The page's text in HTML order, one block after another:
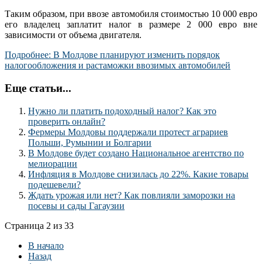
Таким образом, при ввозе автомобиля стоимостью 10 000 евро
его владелец заплатит налог в размере 2 000 евро вне
зависимости от объема двигателя.
Подробнее: В Молдове планируют изменить порядок
налогообложения и растаможки ввозимых автомобилей
Еще статьи...
Нужно ли платить подоходный налог? Как это
проверить онлайн?
Фермеры Молдовы поддержали протест аграриев
Польши, Румынии и Болгарии
В Молдове будет создано Национальное агентство по
мелиорации
Инфляция в Молдове снизилась до 22%. Какие товары
подешевели?
Ждать урожая или нет? Как повлияли заморозки на
посевы и сады Гагаузии
Страница 2 из 33
В начало
Назад